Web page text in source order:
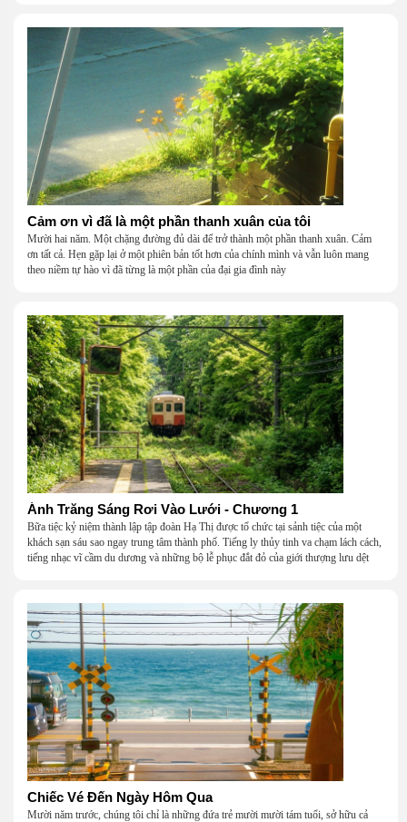
Cảm ơn vì đã là một phần thanh xuân của tôi
Mười hai năm. Một chặng đường đủ dài để trở thành một phần thanh xuân. Cảm
ơn tất cả. Hẹn gặp lại ở một phiên bản tốt hơn của chính mình và vẫn luôn mang
theo niềm tự hào vì đã từng là một phần của đại gia đình này
Ánh Trăng Sáng Rơi Vào Lưới - Chương 1
Bữa tiệc kỷ niệm thành lập tập đoàn Hạ Thị được tổ chức tại sảnh tiệc của một
khách sạn sáu sao ngay trung tâm thành phố. Tiếng ly thủy tinh va chạm lách cách,
tiếng nhạc vĩ cầm du dương và những bộ lễ phục đắt đỏ của giới thượng lưu dệt
Chiếc Vé Đến Ngày Hôm Qua
Mười năm trước, chúng tôi chỉ là những đứa trẻ mười mười tám tuổi, sở hữu cả